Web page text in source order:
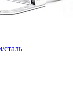
сталь